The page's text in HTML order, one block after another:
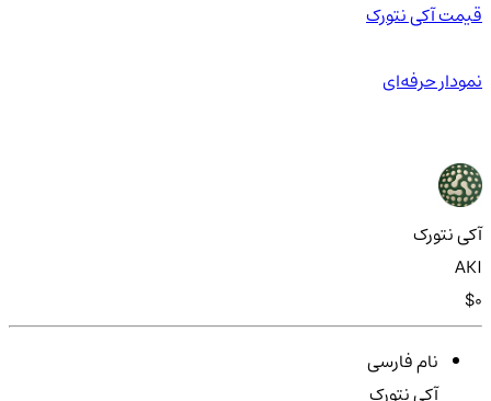
قیمت آکی نتورک
نمودار حرفه‌ای
آکی نتورک
AKI
$0
نام فارسی
آکی نتورک